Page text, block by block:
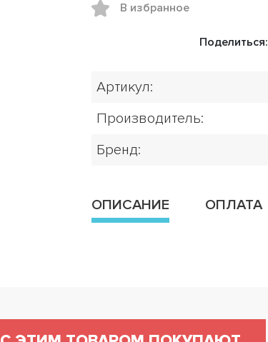
В избранное
Поделиться:
Артикул:
Производитель:
Бренд:
ОПИСАНИЕ ОПЛАТА